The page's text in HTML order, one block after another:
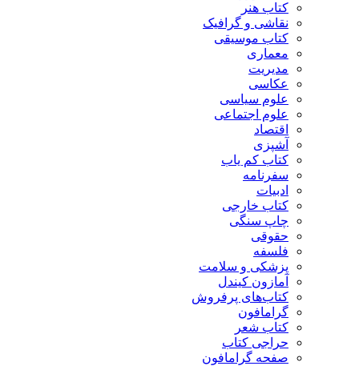
کتاب هنر
نقاشی و گرافیک
کتاب موسیقی
معماری
مدیریت
عکاسی
علوم سیاسی
علوم اجتماعی
اقتصاد
آشپزی
کتاب کم یاب
سفرنامه
ادبیات
کتاب خارجی
چاپ سنگی
حقوقی
فلسفه
پزشکی و سلامت
آمازون کیندل
کتاب‌های پرفروش
گرامافون
کتاب شعر
حراجی کتاب
صفحه گرامافون